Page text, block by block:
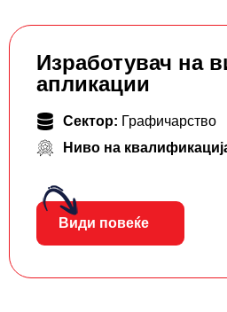
Изработувач на
апликации
Сектор: Графичарство
Ниво на
Види повеќе